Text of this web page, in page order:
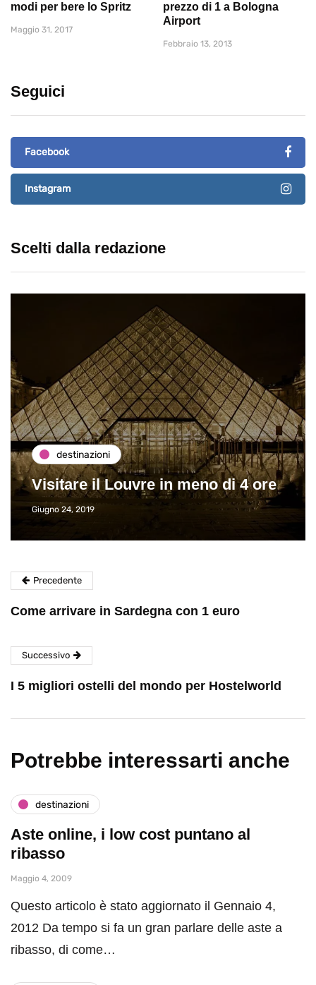
modi per bere lo Spritz
Maggio 31, 2017
prezzo di 1 a Bologna
Airport
Febbraio 13, 2013
Seguici
Facebook
Instagram
Scelti dalla redazione
destinazioni
Visitare il Louvre in meno di 4 ore
Giugno 24, 2019
Precedente
Come arrivare in Sardegna con 1 euro
Successivo
I 5 migliori ostelli del mondo per Hostelworld
Potrebbe interessarti anche
destinazioni
Aste online, i low cost puntano al
ribasso
Maggio 4, 2009
Questo articolo è stato aggiornato il Gennaio 4,
2012 Da tempo si fa un gran parlare delle aste a
ribasso, di come…